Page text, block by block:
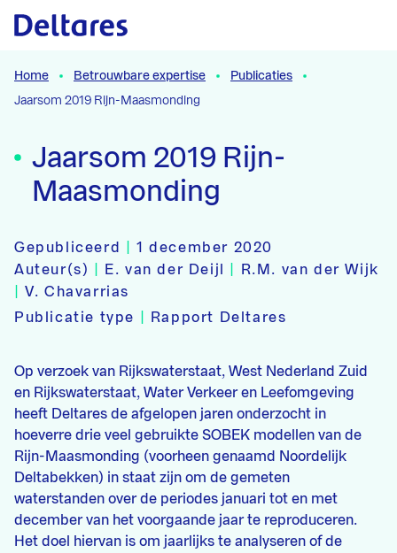
Naar hoofdcontent
Home Betrouwbare expertise
Publicaties
Jaarsom 2019 Rijn-Maasmonding
Jaarsom 2019 Rijn-
Maasmonding
Gepubliceerd |1 december 2020
Auteur(s)
E. van der Deijl
R.M. van der Wijk
|V. Chavarrias
Publicatie type
Rapport Deltares
Op verzoek van Rijkswaterstaat, West Nederland Zuid
en Rijkswaterstaat, Water Verkeer en Leefomgeving
heeft Deltares de afgelopen jaren onderzocht in
hoeverre drie veel gebruikte SOBEK modellen van de
Rijn-Maasmonding (voorheen genaamd Noordelijk
Deltabekken) in staat zijn om de gemeten
waterstanden over de periodes januari tot en met
december van het voorgaande jaar te reproduceren.
Het doel hiervan is om jaarlijks te analyseren of de